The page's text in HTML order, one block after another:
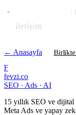
:
iletişim.
← Anasayfa
Birlikte
F
fevzi.co
SEO · Ads · AI
15 yıllık SEO ve
Meta Ads ve yapay